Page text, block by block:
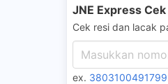
JNE Express
Cek resi dan lacak
ex.